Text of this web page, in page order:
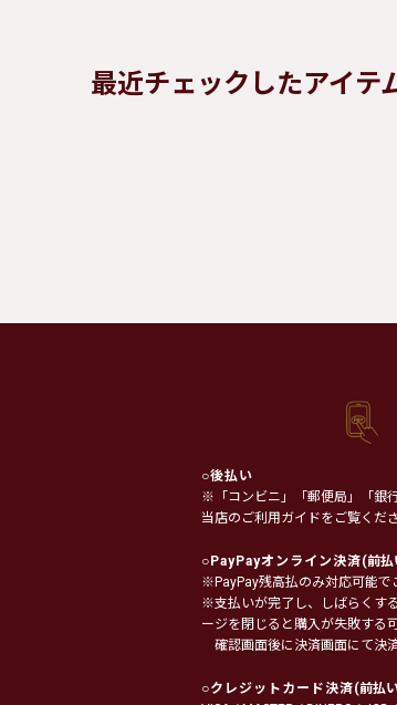
最近チェックしたアイテ
○後払い
※「コンビニ」「郵便局」「銀
当店のご利用ガイドをご覧くだ
○PayPayオンライン決済(前払
※PayPay残高払のみ対応可能で
※支払いが完了し、しばらくす
ージを閉じると購入が失敗する
確認画面後に決済画面にて決
○クレジットカード決済(前払